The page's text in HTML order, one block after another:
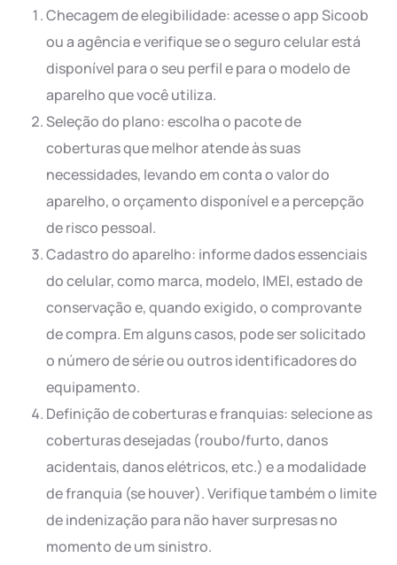
Checagem de elegibilidade: acesse o app Sicoob
ou a agência e verifique se o seguro celular está
disponível para o seu perfil e para o modelo de
aparelho que você utiliza.
Seleção do plano: escolha o pacote de
coberturas que melhor atende às suas
necessidades, levando em conta o valor do
aparelho, o orçamento disponível e a percepção
de risco pessoal.
Cadastro do aparelho: informe dados essenciais
do celular, como marca, modelo, IMEI, estado de
conservação e, quando exigido, o comprovante
de compra. Em alguns casos, pode ser solicitado
o número de série ou outros identificadores do
equipamento.
Definição de coberturas e franquias: selecione as
coberturas desejadas (roubo/furto, danos
acidentais, danos elétricos, etc.) e a modalidade
de franquia (se houver). Verifique também o limite
de indenização para não haver surpresas no
momento de um sinistro.